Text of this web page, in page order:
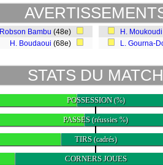
Robson Bambu (48e)
H. Boudaoui (68e)
H. Moukoudi
L. Gourna-
STATS DU MATCH
POSSESSION(%)
PASSES(réussies %)
TIRS(cadrés)
CORNERS JOUES